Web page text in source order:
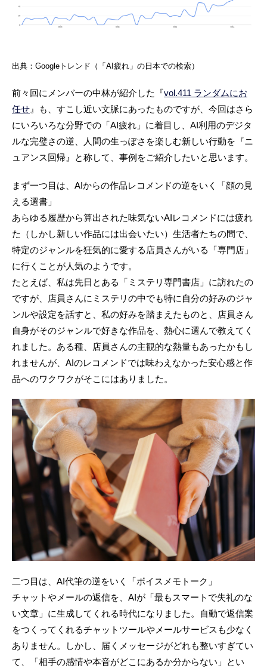
出典：Googleトレンド（「AI疲れ」の日本での検索）
前々回にメンバーの中林が紹介した『vol.411 ランダムにお
任せ 』も、すこし近い文脈にあったものですが、今回はさら
にいろいろな分野での「AI疲れ」に着目し、AI利用のデジタ
ルな完璧さの逆、人間の生っぽさを楽しむ新しい行動を『ニ
ュアンス回帰』と称して、事例をご紹介したいと思います。
まず一つ目は、AIからの作品レコメンドの逆をいく「顔の見
える選書」
あらゆる履歴から算出された味気ないAIレコメンドには疲れ
た（しかし新しい作品には出会いたい）生活者たちの間で、
特定のジャンルを狂気的に愛する店員さんがいる「専門店」
に行くことが人気のようです。
たとえば、私は先日とある「ミステリ専門書店」に訪れたの
ですが、店員さんにミステリの中でも特に自分の好みのジャ
ンルや設定を話すと、私の好みを踏まえたものと、店員さん
自身がそのジャンルで好きな作品を、熱心に選んで教えてく
れました。ある種、店員さんの主観的な熱量もあったかもし
れませんが、AIのレコメンドでは味わえなかった安心感と作
品へのワクワクがそこにはありました。
二つ目は、AI代筆の逆をいく「ボイスメモトーク」
チャットやメールの返信を、AIが「最もスマートで失礼のな
い文章」に生成してくれる時代になりました。自動で返信案
をつくってくれるチャットツールやメールサービスも少なく
ありません。しかし、届くメッセージがどれも整いすぎてい
て、「相手の感情や本音がどこにあるか分からない」とい